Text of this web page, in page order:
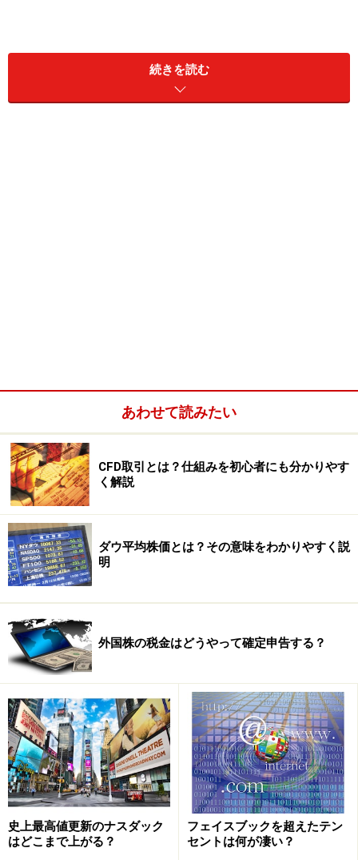
日本の個人投資家がNY証券取引所などに上場している株
式を国内の証券会社を通じて取引する場合、その売却益
に対する税金は国内の証券取引所に上場している株式と
基本的に同じ扱いになります。つまり、その年の1月か
ら12月を通じて得た利益と損失を合せて確定申告をする
のが原則です（NISAやジュニアNISAを利用することも可
能）。
ただし、源泉徴収のある特定口座で取引している場合は
その必要はありません。以前は外国株式を特定口座へ入
れることができない金融機関もかなりありましたが、受
続きを読む
あわせて読みたい
CFD取引とは？仕組みを初心者にも分かりやす
く解説
ダウ平均株価とは？その意味をわかりやすく説
明
外国株の税金はどうやって確定申告する？
史上最高値更新のナスダック
はどこまで上がる？
フェイスブックを超えたテン
セントは何が凄い？